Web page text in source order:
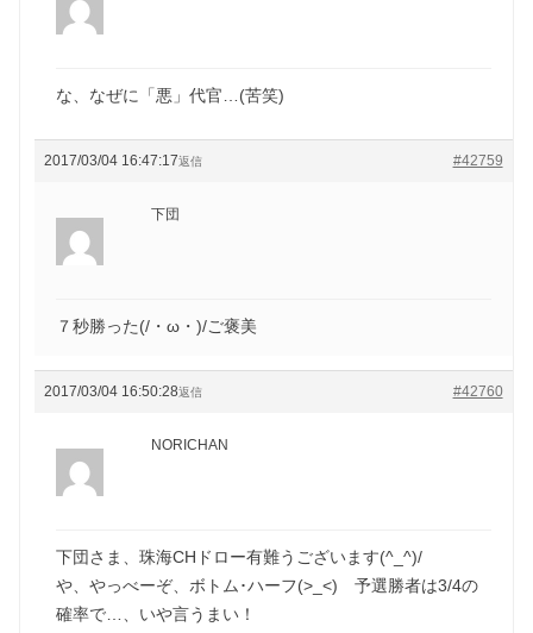
な、なぜに「悪」代官…(苦笑)
2017/03/04 16:47:17 #42759
返信
下団
７秒勝った(/・ω・)/ご褒美
2017/03/04 16:50:28 #42760
返信
NORICHAN
下団さま、珠海CHドロー有難うございます(^_^)/
や、やっべーぞ、ボトム･ハーフ(>_<) 予選勝者は3/4の
確率で…、いや言うまい！